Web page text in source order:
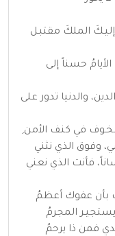
الملكَ مقتبـل
حسناً إلى
والدنيا تدور على
في كنف الأمن
وفوق الذي نثني
فأنت الذي نعني
بأن عفوك أعظمُ
المجرمُ
فمن ذا يرحمُ